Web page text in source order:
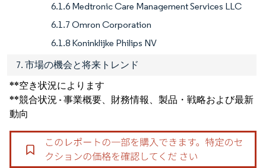
6.1.6 Medtronic Care Management Services LLC
6.1.7 Omron Corporation
6.1.8 Koninklijke Philips NV
7. 市場の機会と将来トレンド
**空き状況によります
**競合状況 - 事業概要、財務情報、製品・戦略および最新
動向